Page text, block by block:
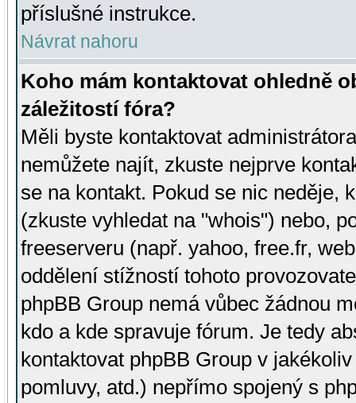
příslušné instrukce.
Návrat nahoru
Koho mám kontaktovat ohledně
záležitostí fóra?
Měli byste kontaktovat
nemůžete najít, zkuste nejprve
se na kontakt. Pokud se nic neděje,
(zkuste vyhledat na "whois") nebo,
freeserveru (např. yahoo, free.fr,
oddělení stížností tohoto
phpBB Group nemá vůbec žádnou
kdo a kde spravuje fórum. Je tedy
kontaktovat phpBB Group v
pomluvy, atd.) nepřímo spojený s